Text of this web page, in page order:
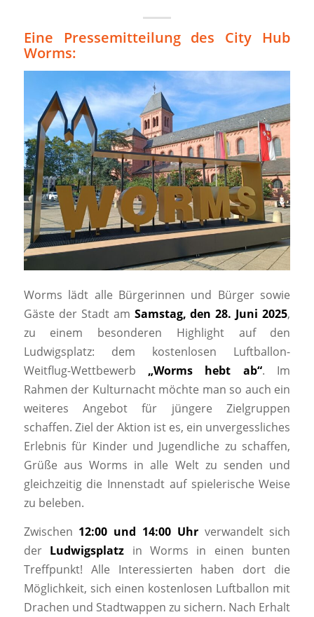
Eine Pressemitteilung des City Hub
Worms:
Worms lädt alle Bürgerinnen und Bürger sowie
Gäste der Stadt am Samstag, den 28. Juni 2025,
zu einem besonderen Highlight auf den
Ludwigsplatz: dem kostenlosen Luftballon-
Weitflug-Wettbewerb „Worms hebt ab“. Im
Rahmen der Kulturnacht möchte man so auch ein
weiteres Angebot für jüngere Zielgruppen
schaffen. Ziel der Aktion ist es, ein unvergessliches
Erlebnis für Kinder und Jugendliche zu schaffen,
Grüße aus Worms in alle Welt zu senden und
gleichzeitig die Innenstadt auf spielerische Weise
zu beleben.
Zwischen 12:00 und 14:00 Uhrverwandelt sich
der Ludwigsplatz in Worms in einen bunten
Treffpunkt! Alle Interessierten haben dort die
Möglichkeit, sich einen kostenlosen Luftballon mit
Drachen und Stadtwappen zu sichern. Nach Erhalt